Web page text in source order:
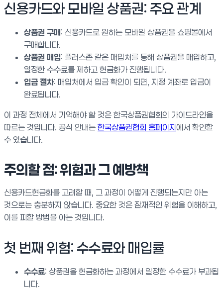
신용카드와 모바일 상품권: 주요 관계
상품권 구매: 신용카드로 원하는 모바일 상품권을 쇼핑몰에서
구매합니다.
상품권 매입: 플러스존 같은 매입처를 통해 상품권을 매입하고,
일정한 수수료를 제하고 현금화가 진행됩니다.
입금 절차: 매입처에서 입금 확인이 되면, 지정 계좌로 입금이
완료됩니다.
이 과정 전체에서 기억해야 할 것은 한국상품권협회의 가이드라인을
따르는 것입니다. 공식 안내는 한국상품권협회 홈페이지에서 확인할
수 있습니다.
주의할 점: 위험과 그 예방책
신용카드현금화를 고려할 때, 그 과정이 어떻게 진행되는지만 아는
것으로는 충분하지 않습니다. 중요한 것은 잠재적인 위험을 이해하고,
이를 피할 방법을 아는 것입니다.
첫 번째 위험: 수수료와 매입률
수수료: 상품권을 현금화하는 과정에서 일정한 수수료가 부과됩
니다.